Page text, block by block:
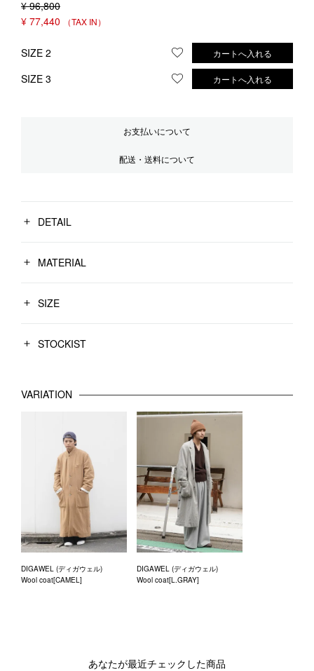
¥ 96,800
¥ 77,440
SIZE 2 お気に入りに登録する
カートへ入れる
SIZE 3 お気に入りに登録する
カートへ入れる
お支払いについて
配送・送料について
DETAIL
MATERIAL
SIZE
STOCKIST
VARIATION
DIGAWEL (ディガウェル)
Wool coat[CAMEL]
DIGAWEL (ディガウェル)
Wool coat[L.GRAY]
あなたが最近チェックした商品